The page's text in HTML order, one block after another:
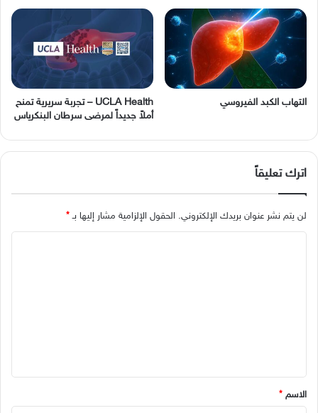
التهاب الكبد الفيروسي
UCLA Health – تجربة سريرية تمنح
أملاً جديداً لمرضى سرطان البنكرياس
اترك تعليقاً
لن يتم نشر عنوان بريدك الإلكتروني. الحقول الإلزامية مشار إليها بـ*
*
الاسم *